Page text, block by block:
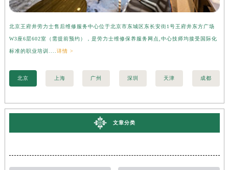
北京王府井劳力士售后维修服务中心位于北京市东城区东长安街1号王府井东方广场
W3座6层602室（需提前预约），是劳力士维修保养服务网点,中心技师均接受国际化
标准的职业培训....详情 >
北京 上海 广州 深圳 天津 成都
文章分类